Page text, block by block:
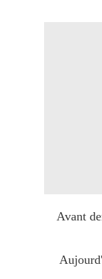
Avant